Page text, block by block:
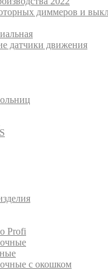
диммеров и
датчики движения
Profi
с окошком